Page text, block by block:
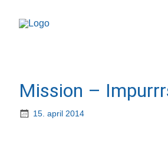
Mission –
15. april 2014